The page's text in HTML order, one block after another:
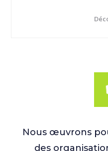
Nous œuvrons
des